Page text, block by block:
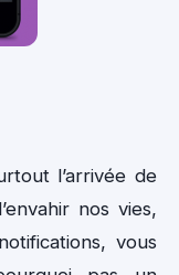
l’arrivée de
nos vies,
vous